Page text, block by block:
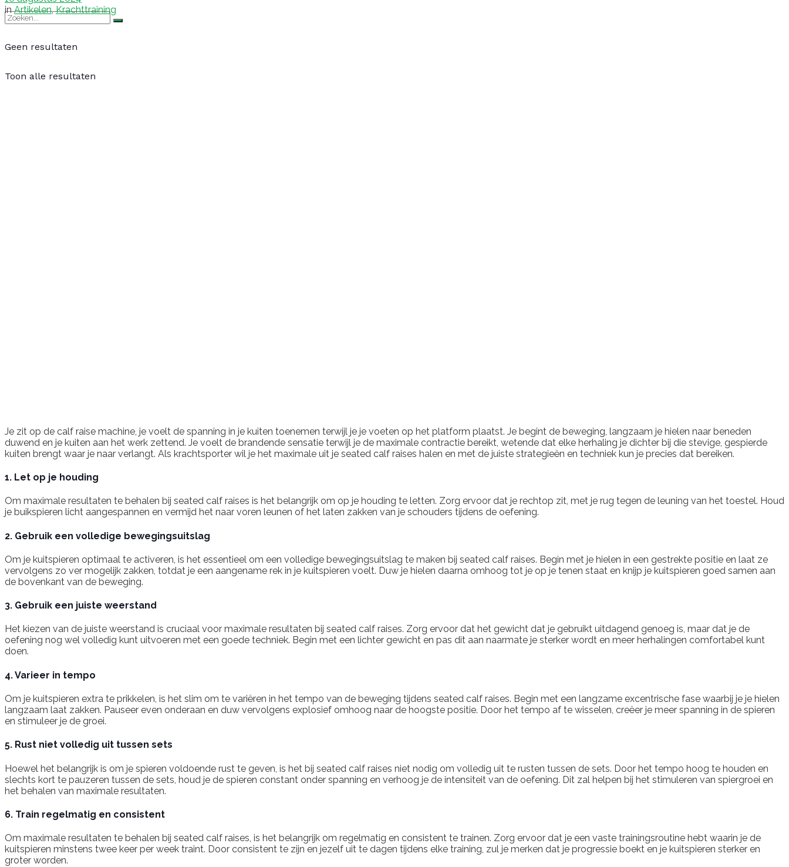
Geen resultaten
Toon alle resultaten
in Artikelen,Krachttraining
Je zit op de calf raise machine, je voelt de spanning in je kuiten toenemen terwijl je je voeten op het platform plaatst. Je begint de beweging, langzaam je hielen naar beneden
duwend en je kuiten aan het werk zettend. Je voelt de brandende sensatie terwijl je de maximale contractie bereikt, wetende dat elke herhaling je dichter bij die stevige, gespierde
kuiten brengt waar je naar verlangt. Als krachtsporter wil je het maximale uit je seated calf raises halen en met de juiste strategieën en techniek kun je precies dat bereiken.
1. Let op je houding
Om maximale resultaten te behalen bij seated calf raises is het belangrijk om op je houding te letten. Zorg ervoor dat je rechtop zit, met je rug tegen de leuning van het toestel. Houd
je buikspieren licht aangespannen en vermijd het naar voren leunen of het laten zakken van je schouders tijdens de oefening.
2. Gebruik een volledige bewegingsuitslag
Om je kuitspieren optimaal te activeren, is het essentieel om een volledige bewegingsuitslag te maken bij seated calf raises. Begin met je hielen in een gestrekte positie en laat ze
vervolgens zo ver mogelijk zakken, totdat je een aangename rek in je kuitspieren voelt. Duw je hielen daarna omhoog tot je op je tenen staat en knijp je kuitspieren goed samen aan
de bovenkant van de beweging.
3. Gebruik een juiste weerstand
Het kiezen van de juiste weerstand is cruciaal voor maximale resultaten bij seated calf raises. Zorg ervoor dat het gewicht dat je gebruikt uitdagend genoeg is, maar dat je de
oefening nog wel volledig kunt uitvoeren met een goede techniek. Begin met een lichter gewicht en pas dit aan naarmate je sterker wordt en meer herhalingen comfortabel kunt
doen.
4. Varieer in tempo
Om je kuitspieren extra te prikkelen, is het slim om te variëren in het tempo van de beweging tijdens seated calf raises. Begin met een langzame excentrische fase waarbij je je hielen
langzaam laat zakken. Pauseer even onderaan en duw vervolgens explosief omhoog naar de hoogste positie. Door het tempo af te wisselen, creëer je meer spanning in de spieren
en stimuleer je de groei.
5. Rust niet volledig uit tussen sets
Hoewel het belangrijk is om je spieren voldoende rust te geven, is het bij seated calf raises niet nodig om volledig uit te rusten tussen de sets. Door het tempo hoog te houden en
slechts kort te pauzeren tussen de sets, houd je de spieren constant onder spanning en verhoog je de intensiteit van de oefening. Dit zal helpen bij het stimuleren van spiergroei en
het behalen van maximale resultaten.
6. Train regelmatig en consistent
Om maximale resultaten te behalen bij seated calf raises, is het belangrijk om regelmatig en consistent te trainen. Zorg ervoor dat je een vaste trainingsroutine hebt waarin je de
kuitspieren minstens twee keer per week traint. Door consistent te zijn en jezelf uit te dagen tijdens elke training, zul je merken dat je progressie boekt en je kuitspieren sterker en
groter worden.